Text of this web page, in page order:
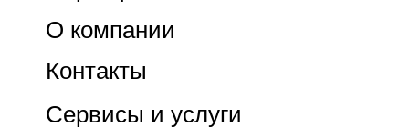
Контакты
О компании
Сервисы и услуги